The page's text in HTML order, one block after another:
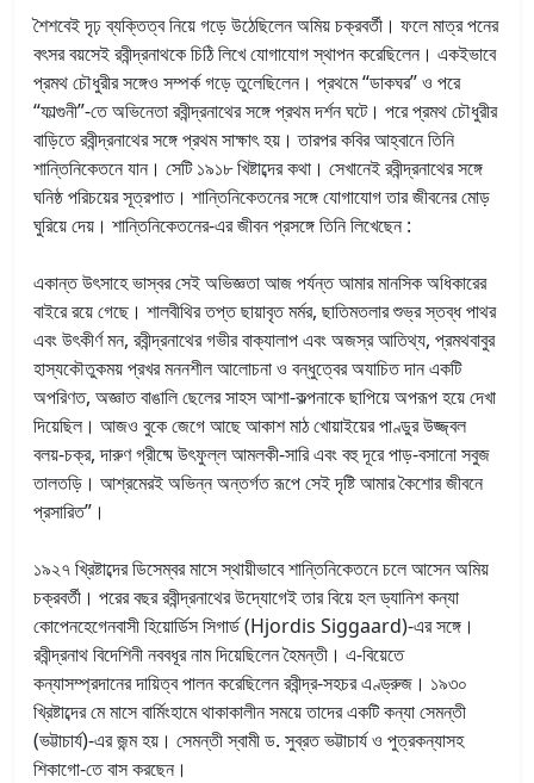
শৈশবেই দৃঢ় ব্যক্তিত্ব নিয়ে গড়ে উঠেছিলেন অমিয় চক্রবর্তী। ফলে মাত্র পনের
বৎসর বয়সেই রবীন্দ্রনাথকে চিঠি লিখে যোগাযোগ স্থাপন করেছিলেন। একইভাবে
প্রমথ চৌধুরীর সঙ্গেও সম্পর্ক গড়ে তুলেছিলেন। প্রথমে “ডাকঘর” ও পরে
“ফাল্গুনী”-তে অভিনেতা রবীন্দ্রনাথের সঙ্গে প্রথম দর্শন ঘটে। পরে প্রমথ চৌধুরীর
বাড়িতে রবীন্দ্রনাথের সঙ্গে প্রথম সাক্ষাৎ হয়। তারপর কবির আহ্বানে তিনি
শান্তিনিকেতনে যান। সেটি ১৯১৮ খিষ্টাব্দের কথা। সেখানেই রবীন্দ্রনাথের সঙ্গে
ঘনিষ্ঠ পরিচয়ের সূত্রপাত। শান্তিনিকেতনের সঙ্গে যোগাযোগ তার জীবনের মোড়
ঘুরিয়ে দেয়। শান্তিনিকেতনের-এর জীবন প্রসঙ্গে তিনি লিখেছেন :
একান্ত উৎসাহে ভাস্বর সেই অভিজ্ঞতা আজ পর্যন্ত আমার মানসিক অধিকারের
বাইরে রয়ে গেছে। শালবীথির তপ্ত ছায়াবৃত মর্মর, ছাতিমতলার শুভ্র স্তব্ধ পাথর
এবং উৎকীর্ণ মন, রবীন্দ্রনাথের গভীর বাক্যালাপ এবং অজস্র আতিথ্য, প্রমথবাবুর
হাস্যকৌতুকময় প্রখর মননশীল আলোচনা ও বন্ধুত্বের অযাচিত দান একটি
অপরিণত, অজ্ঞাত বাঙালি ছেলের সাহস আশা-কল্পনাকে ছাপিয়ে অপরূপ হয়ে দেখা
দিয়েছিল। আজও বুকে জেগে আছে আকাশ মাঠ খোয়াইয়ের পাণ্ডুর উজ্জ্বল
বলয়-চক্র, দারুণ গ্রীষ্মে উৎফুল্ল আমলকী-সারি এবং বহু দূরে পাড়-বসানো সবুজ
তালতড়ি। আশ্রমেরই অভিন্ন অন্তর্গত রূপে সেই দৃষ্টি আমার কৈশোর জীবনে
প্রসারিত”।
১৯২৭ খ্রিষ্টাব্দের ডিসেম্বর মাসে স্থায়ীভাবে শান্তিনিকেতনে চলে আসেন অমিয়
চক্রবর্তী। পরের বছর রবীন্দ্রনাথের উদ্যোগেই তার বিয়ে হল ড্যানিশ কন্যা
কোপেনহেগেনবাসী হিয়োর্ডিস সিগার্ড (Hjordis Siggaard)-এর সঙ্গে।
রবীন্দ্রনাথ বিদেশিনী নববধূর নাম দিয়েছিলেন হৈমন্তী। এ-বিয়েতে
কন্যাসম্প্রদানের দায়িত্ব পালন করেছিলেন রবীন্দ্র-সহচর এণ্ড্রুজ। ১৯৩০
খ্রিষ্টাব্দের মে মাসে বার্মিংহামে থাকাকালীন সময়ে তাদের একটি কন্যা সেমন্তী
(ভট্টাচার্য)-এর জন্ম হয়। সেমন্তী স্বামী ড. সুব্রত ভট্টাচার্য ও পুত্রকন্যাসহ
শিকাগো-তে বাস করছেন।